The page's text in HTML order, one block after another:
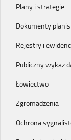
Plany i strategie
Dokumenty
Rejestry i
Publiczny wykaz
Łowiectwo
Zgromadzenia
Ochrona